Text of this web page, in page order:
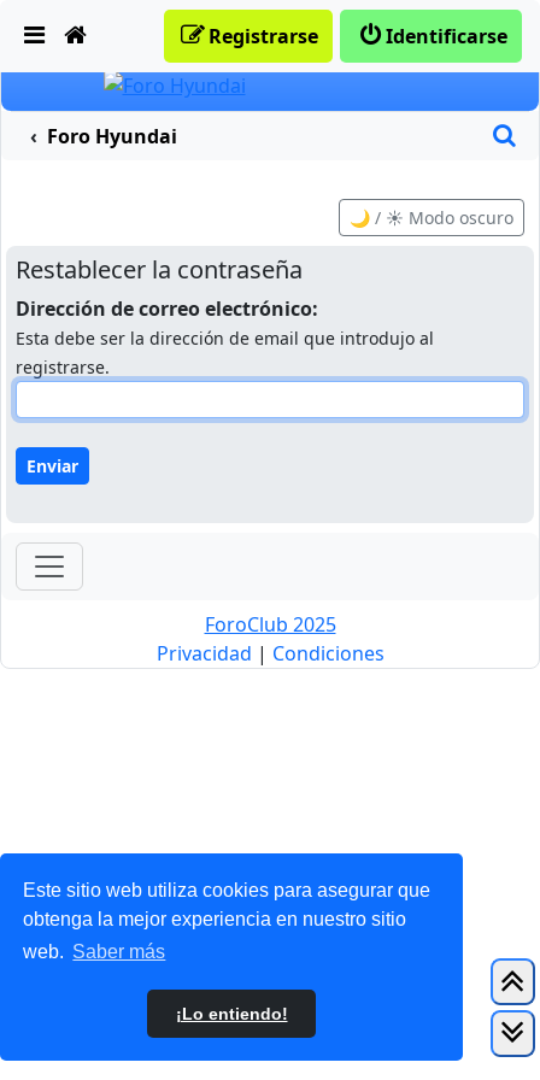
Este sitio web utiliza cookies para asegurar que
obtenga la mejor experiencia en nuestro sitio
web. Saber más
¡Lo entiendo!
Identificarse
Registrarse
Foro Hyundai
🌙 / ☀️ Modo oscuro
Restablecer la contraseña
Dirección de correo electrónico:
Esta debe ser la dirección de email que introdujo al
registrarse.
ForoClub 2025
Privacidad | Condiciones